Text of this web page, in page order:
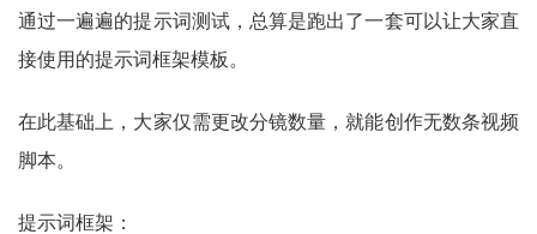
通过一遍遍的提示词测试，总算是跑出了一套可以让大家直
接使用的提示词框架模板。
在此基础上，大家仅需更改分镜数量，就能创作无数条视频
脚本。
提示词框架：